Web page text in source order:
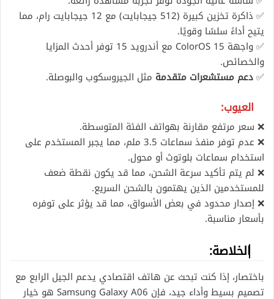
✅ ذاكرة تخزين كبيرة (512 جيجابايت) مع 12 جيجابايت رام، مما
يتيح أداءً سلسًا وقويًا.
✅ واجهة ColorOS 15 مع أندرويد 15 توفر أحدث المزايا
والخصائص.
✅دعم مستشعرات متقدمة مثل الجيروسكوب والبوصلة.
العيوب:
❌ سعر مرتفع مقارنة بهواتف الفئة المتوسطة.
❌ عدم توفر منفذ سماعات 3.5 ملم، مما يجبر المستخدم على
استخدام سماعات بلوتوث أو محول.
❌ لم يتم تأكيد سرعة الشحن، مما قد يكون نقطة ضعف
للمستخدمين الذين يهتمون بالشحن السريع.
❌ إصدار محدود في بعض الأسواق، مما قد يؤثر على توفره
بأسعار مناسبة.
الخلاصة:
باختصار، إذا كنت تبحث عن هاتف اقتصادي يدعم الجيل الرابع مع
تصميم بسيط وأداء جيد، فإن Samsung Galaxy A06 هو خيار